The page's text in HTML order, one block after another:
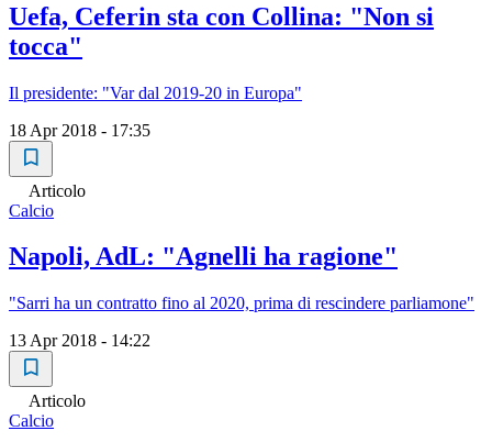
Uefa, Ceferin sta con Collina: "Non si
tocca"
Il presidente: "Var dal 2019-20 in Europa"
18 Apr 2018 - 17:35
Articolo
Calcio
Napoli, AdL: "Agnelli ha ragione"
"Sarri ha un contratto fino al 2020, prima di rescindere parliamone"
13 Apr 2018 - 14:22
Articolo
Calcio